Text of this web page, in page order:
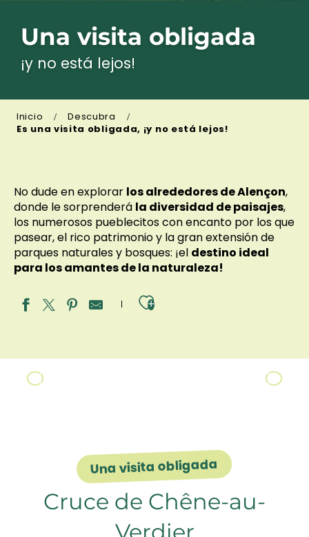
Una visita obligada
¡y no está lejos!
Inicio
Descubra
Es una visita obligada, ¡y no está lejos!
No dude en explorar los alrededores de Alençon,
donde le sorprenderá la diversidad de paisajes,
los numerosos pueblecitos con encanto por los que
pasear, el rico patrimonio y la gran extensión de
parques naturales y bosques: ¡el destino ideal
para los amantes de la naturaleza!
Ajouter aux
Los Alpes Manchegos
Una visita obligada
Cruce de Chêne-au-